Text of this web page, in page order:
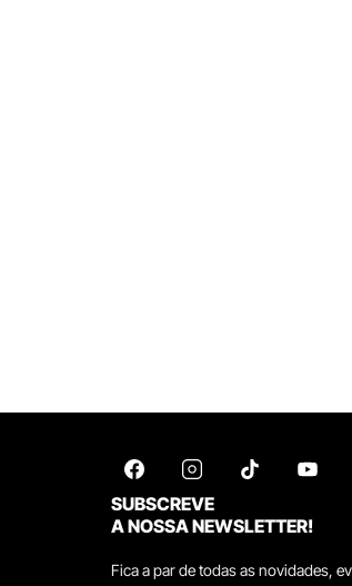
SUBSCREVE
A NOSSA NEWSLETTER!
Fica a par de todas as novidades,